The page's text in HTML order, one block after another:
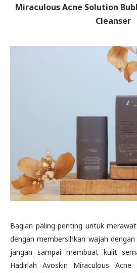
Miraculous Acne Solution
Cleanser
Bagian paling penting untuk
dengan membersihkan wajah
jangan sampai membuat kulit
Hadirlah Avoskin Miraculous Acne